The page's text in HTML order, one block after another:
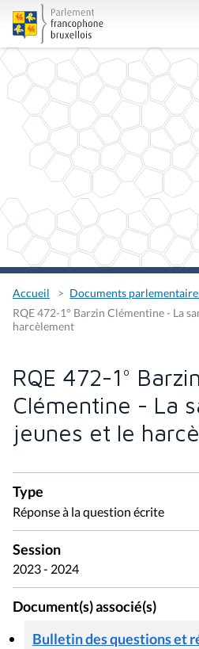
Accueil
Documents
RQE 472-1° Barzin Clémentine - La
harcèlement
RQE 472-1° Barzin
Clémentine - La
jeunes et le
Type
Réponse à la question écrite
Session
2023 - 2024
Document(s) associé(s)
Bulletin des questions et